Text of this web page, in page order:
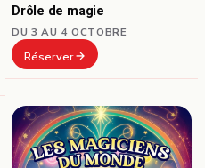
Drôle de magie
DU 3 AU 4 OCTOBRE
Réserver